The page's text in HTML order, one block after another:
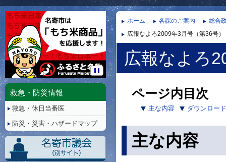
ホーム 各課のご案内 総合
広報なよろ2009年3月号（第36号）
広報なよろ
ページ内目次
主な内容 ダウンロード
主な内容
停
救急・防災情報
救急・休日当番医
防災・災害・ハザードマップ